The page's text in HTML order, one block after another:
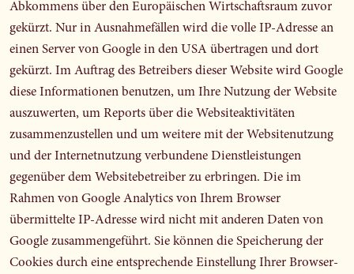
Abkommens über den Europäischen Wirtschaftsraum zuvor
gekürzt. Nur in Ausnahmefällen wird die volle IP-Adresse an
einen Server von Google in den USA übertragen und dort
gekürzt. Im Auftrag des Betreibers dieser Website wird Google
diese Informationen benutzen, um Ihre Nutzung der Website
auszuwerten, um Reports über die Websiteaktivitäten
zusammenzustellen und um weitere mit der Websitenutzung
und der Internetnutzung verbundene Dienstleistungen
gegenüber dem Websitebetreiber zu erbringen. Die im
Rahmen von Google Analytics von Ihrem Browser
übermittelte IP-Adresse wird nicht mit anderen Daten von
Google zusammengeführt. Sie können die Speicherung der
Cookies durch eine entsprechende Einstellung Ihrer Browser-